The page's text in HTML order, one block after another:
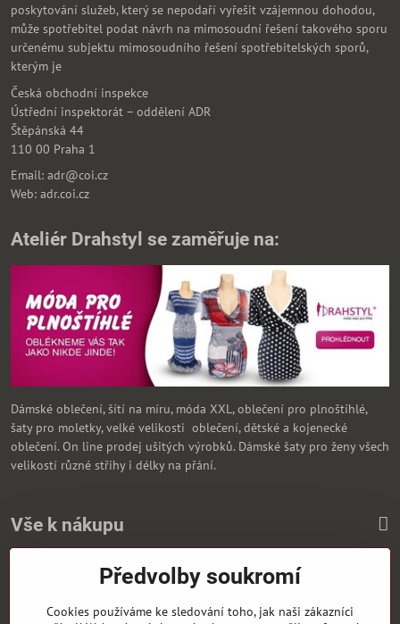
poskytování služeb, který se nepodaří vyřešit vzájemnou dohodou,
může spotřebitel podat návrh na mimosoudní řešení takového sporu
určenému subjektu mimosoudního řešení spotřebitelských sporů,
kterým je
Česká obchodní inspekce
Ústřední inspektorát – oddělení ADR
Štěpánská 44
110 00 Praha 1
Email: adr@coi.cz
Web: adr.coi.cz
Ateliér Drahstyl se zaměřuje na:
Dámské oblečení, šítí na míru, móda XXL, oblečení pro plnoštíhlé,
šaty pro moletky, velké velikosti oblečení, dětské a kojenecké
oblečení. On line prodej ušitých výrobků. Dámské šaty pro ženy všech
velikostí různé střihy i délky na přání.
Vše k nákupu
Zasíláme i na SlovenskoPředvolby soukromí
Cookies používáme ke sledování toho, jak naši zákazníci